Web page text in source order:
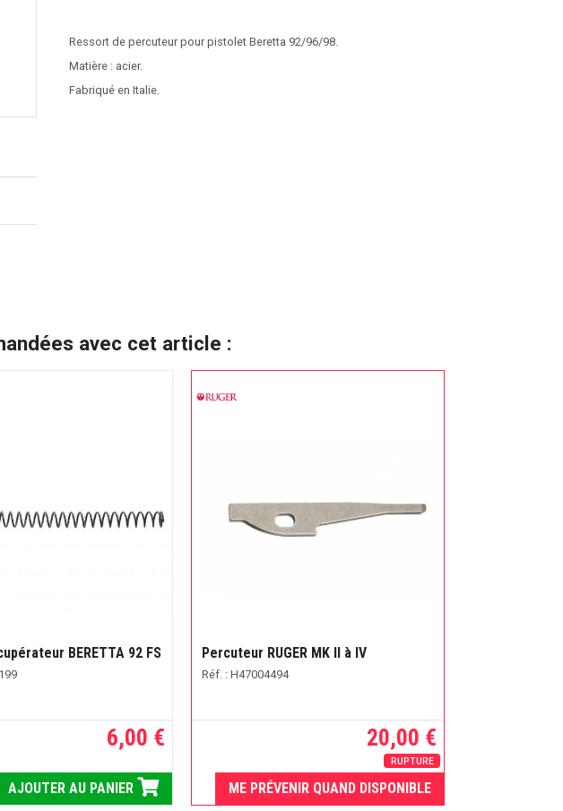
Ressort de percuteur pour pistolet Beretta 92/96/98.
Matière : acier.
Fabriqué en Italie.
avec cet article :
BERETTA 92 FS
6,00 €
AJOUTER AU PANIER
Percuteur RUGER MK II à IV
Réf. : H47004494
20,00 €
RUPTURE
ME PRÉVENIR QUAND DISPONIBLE